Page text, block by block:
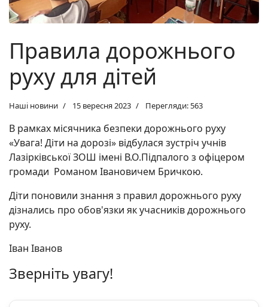
Правила дорожнього
руху для дітей
Наші новини 15 вересня 2023 Перегляди: 563
В рамках місячника безпеки дорожнього руху
«Увага! Діти на дорозі» відбулася зустріч учнів
Лазірківської ЗОШ імені В.О.Підпалого з офіцером
громади Романом Івановичем Бричкою.
Діти поновили знання з правил дорожнього руху
дізнались про обов'язки як учасників дорожнього
руху.
Іван Іванов
Зверніть увагу!